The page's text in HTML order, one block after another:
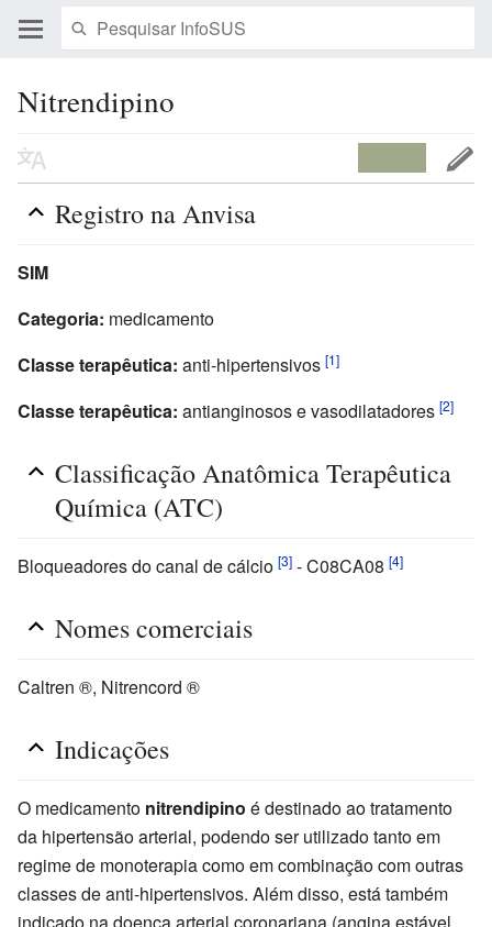
Nitrendipino
Registro na Anvisa
SIM
Categoria: medicamento
Classe terapêutica: anti-hipertensivos [1]
Classe terapêutica: antianginosos e vasodilatadores [2]
Classificação Anatômica Terapêutica
Química (ATC)
Bloqueadores do canal de cálcio [3] - C08CA08 [4]
Nomes comerciais
Caltren ®, Nitrencord ®
Indicações
O medicamento nitrendipino é destinado ao tratamento
da hipertensão arterial, podendo ser utilizado tanto em
regime de monoterapia como em combinação com outras
classes de anti-hipertensivos. Além disso, está também
indicado na doença arterial coronariana (angina estável